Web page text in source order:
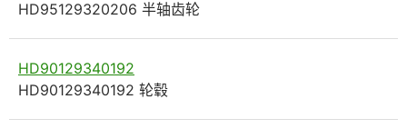
HD95129320206 半轴齿轮
HD90129340192
HD90129340192 轮毂